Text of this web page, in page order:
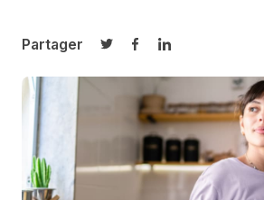
Partager
Partager sur Twitter
Partager sur
Partager sur